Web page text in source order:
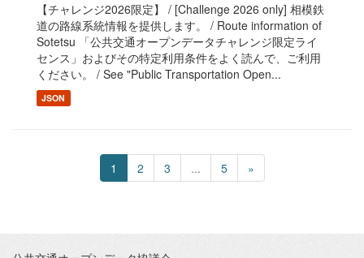
【チャレンジ2026限定】 / [Challenge 2026 only] 相模鉄
道の路線系統情報を提供します。 / Route information of
Sotetsu 「公共交通オープンデータチャレンジ限定ライ
センス」およびその特定利用条件をよく読んで、ご利用
ください。 / See "Public Transportation Open...
JSON
1 2 3 ... 5 »